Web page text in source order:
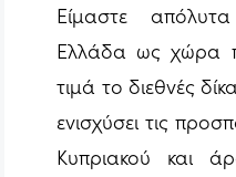
Είμαστε
Ελλάδα ως χώρα
τιμά το διεθνές
ενισχύσει τις
Κυπριακού και